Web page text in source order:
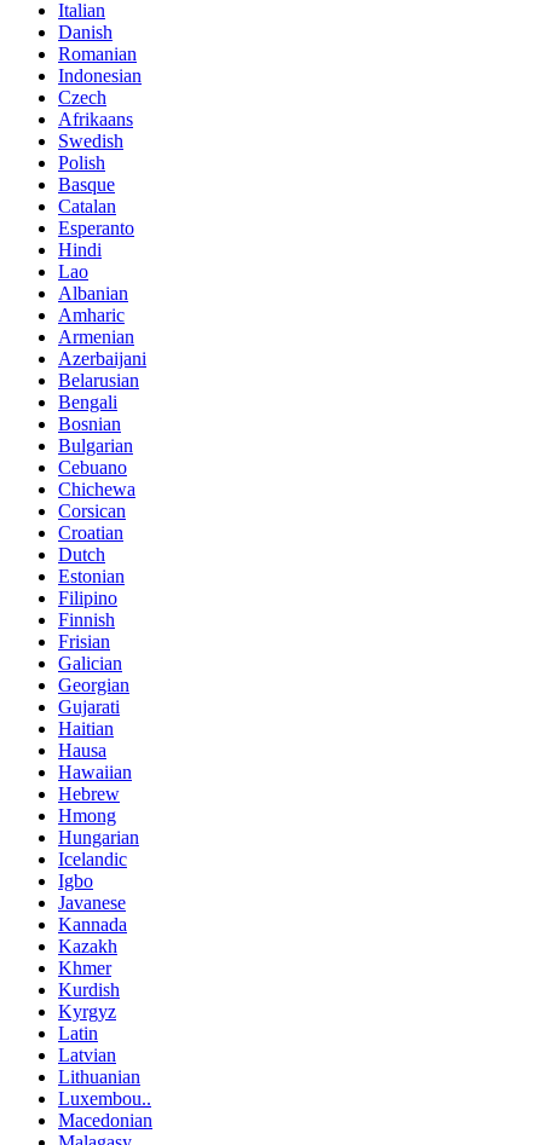
Italian
Danish
Romanian
Indonesian
Czech
Afrikaans
Swedish
Polish
Basque
Catalan
Esperanto
Hindi
Lao
Albanian
Amharic
Armenian
Azerbaijani
Belarusian
Bengali
Bosnian
Bulgarian
Cebuano
Chichewa
Corsican
Croatian
Dutch
Estonian
Filipino
Finnish
Frisian
Galician
Georgian
Gujarati
Haitian
Hausa
Hawaiian
Hebrew
Hmong
Hungarian
Icelandic
Igbo
Javanese
Kannada
Kazakh
Khmer
Kurdish
Kyrgyz
Latin
Latvian
Lithuanian
Luxembou..
Macedonian